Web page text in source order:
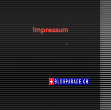
Impressum
.